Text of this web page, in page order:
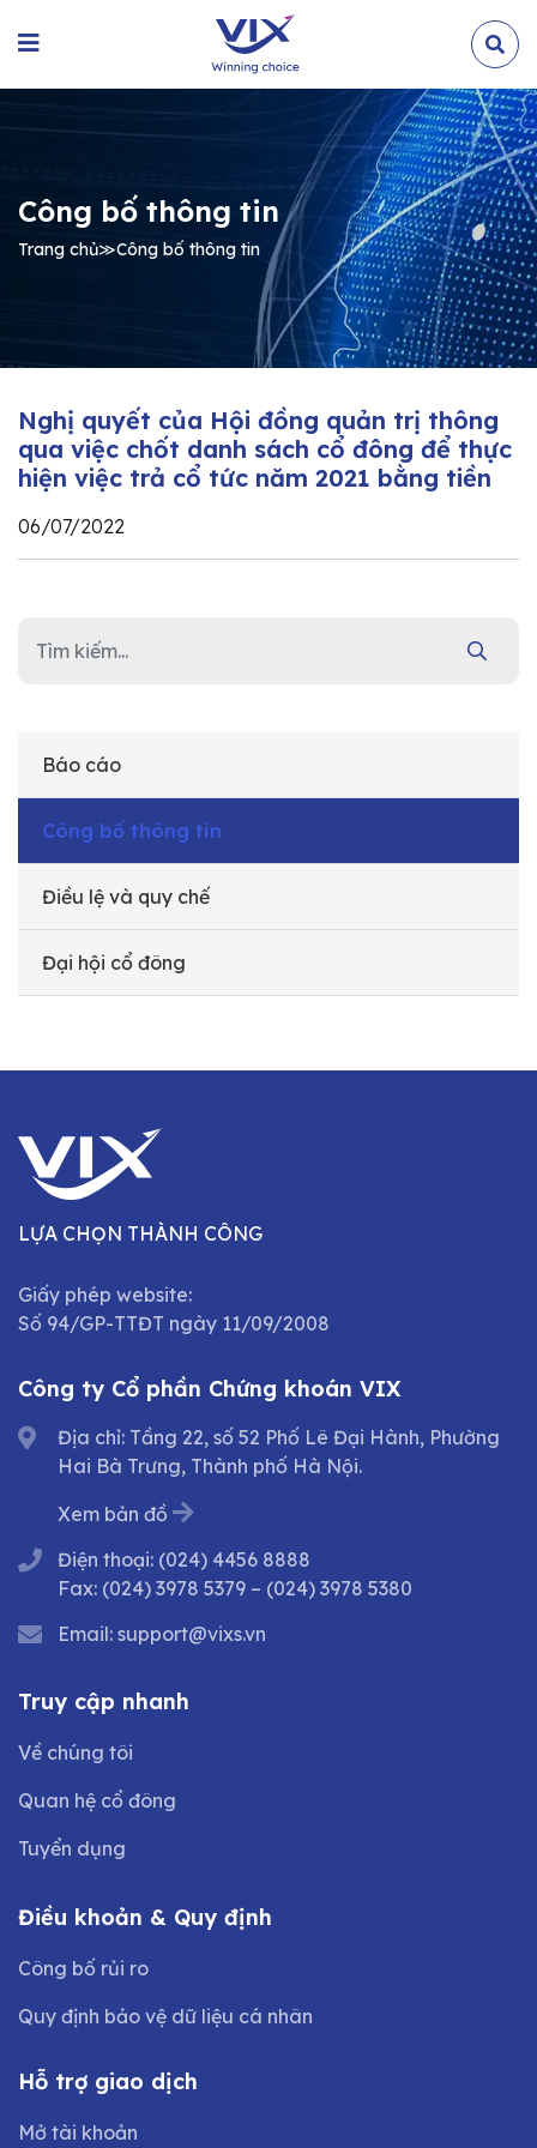
Công bố thông tin
Trang chủ≫Công bố thông tin
Báo cáo
Công bố thông tin
Điều lệ và quy chế
Đại hội cổ đông
Nghị quyết của Hội đồng quản trị thông
qua việc chốt danh sách cổ đông để thực
hiện việc trả cổ tức năm 2021 bằng tiền
06/07/2022
LỰA CHỌN THÀNH CÔNG
Giấy phép website:
Số 94/GP-TTĐT ngày 11/09/2008
Công ty Cổ phần Chứng khoán VIX
Địa chỉ: Tầng 22, số 52 Phố Lê Đại Hành, Phường
Hai Bà Trưng, Thành phố Hà Nội.
Xem bản đồ
Điện thoại: (024) 4456 8888
Fax: (024) 3978 5379 – (024) 3978 5380
Email: support@vixs.vn
Truy cập nhanh
Về chúng tôi
Quan hệ cổ đông
Tuyển dụng
Điều khoản & Quy định
Công bố rủi ro
Quy định bảo vệ dữ liệu cá nhân
Hỗ trợ giao dịch
Mở tài khoản